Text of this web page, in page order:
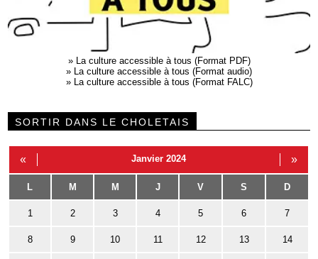
»
La culture accessible à tous (Format PDF)
»
La culture accessible à tous (Format audio)
»
La culture accessible à tous (Format FALC)
SORTIR DANS LE CHOLETAIS
« Janvier 2024 »
L M M J V S D
1 2 3 4 5 6 7
8 9 10 11 12 13 14